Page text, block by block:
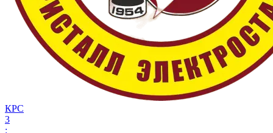
КРС
3
: